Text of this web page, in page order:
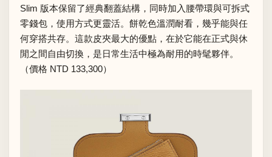
Slim 版本保留了經典翻蓋結構，同時加入腰帶環與可拆式
零錢包，使用方式更靈活。餅乾色溫潤耐看，幾乎能與任
何穿搭共存。這款皮夾最大的優點，在於它能在正式與休
閒之間自由切換，是日常生活中極為耐用的時髦夥伴。
（價格 NTD 133,300）